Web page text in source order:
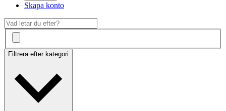
Skapa konto
Filtrera efter kategori